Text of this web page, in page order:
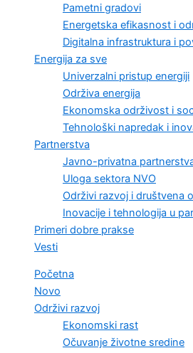
Pametni gradovi
Energetska efikasnost i
Digitalna infrastruktura i
Energija za sve
Univerzalni pristup energiji
Održiva energija
Ekonomska održivost i
Tehnološki napredak i
Partnerstva
Javno-privatna
Uloga sektora NVO
Održivi razvoj i društvena
Inovacije i tehnologija u
Primeri dobre prakse
Vesti
Početna
Novo
Održivi razvoj
Ekonomski rast
Očuvanje životne sredine